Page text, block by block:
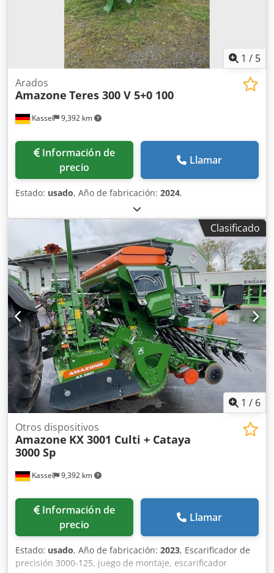
1 / 5
Kassel 9,392 km
Arados
Amazone Teres 300 V 5+0 100
Información de
precio
Llamar
Estado: usado, Año de fabricación: 2024,
Clasificado
1 / 6
Kassel 9,392 km
Otros dispositivos
Amazone KX 3001 Culti + Cataya
3000 Sp
Información de
precio
Llamar
Estado: usado, Año de fabricación: 2023, Escarificador de
precisión 3000-125, juego de montaje, escarificador